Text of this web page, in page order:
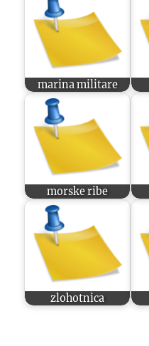
marina militare
morske ribe
zlohotnica